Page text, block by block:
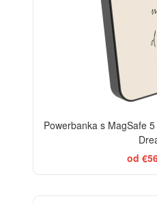
Powerbanka s MagSafe
od